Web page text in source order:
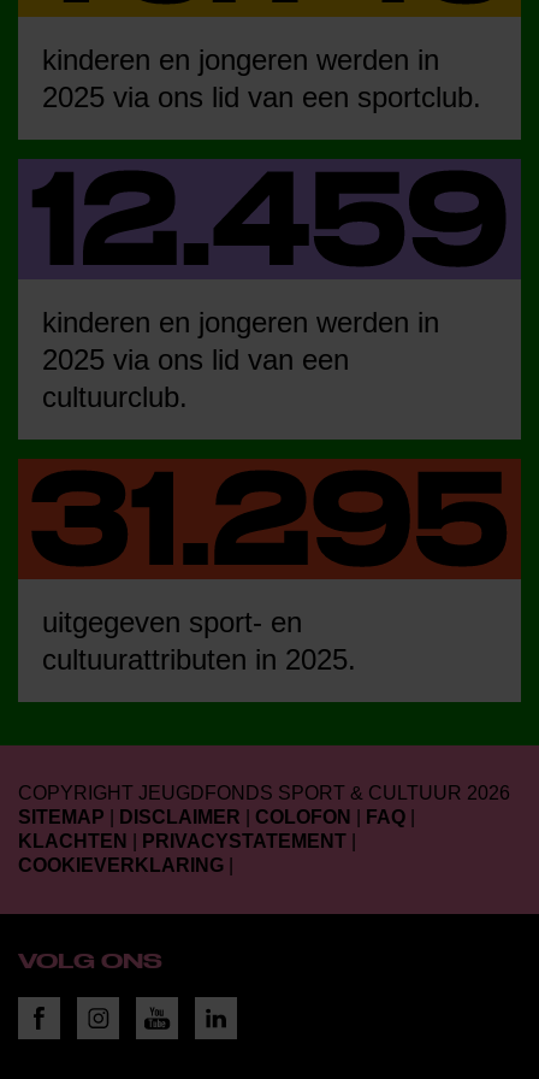
kinderen en jongeren werden in
2025 via ons lid van een sportclub.
kinderen en jongeren werden in
2025 via ons lid van een
cultuurclub.
uitgegeven sport- en
cultuurattributen in 2025.
COPYRIGHT JEUGDFONDS SPORT & CULTUUR 2026
SITEMAP
DISCLAIMER COLOFON FAQ
KLACHTEN
PRIVACYSTATEMENT
COOKIEVERKLARING
VOLG ONS